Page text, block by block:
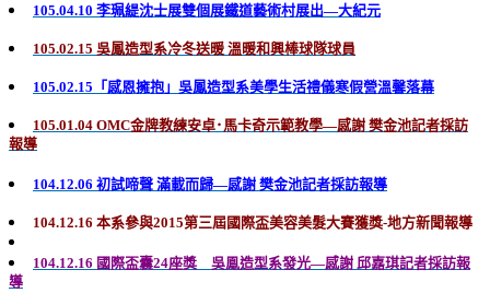
105.04.10 李珮緹沈士展雙個展鐵道藝術村展出—大紀元
105.02.15 吳鳳造型系冷冬送暖 溫暖和興棒球隊球員
105.02.15「感恩擁抱」吳鳳造型系美學生活禮儀寒假營溫馨落幕
105.01.04 OMC金牌教練安卓･馬卡奇示範教學—感謝 樊金池記者採訪
報導
104.12.06 初試啼聲 滿載而歸—感謝 樊金池記者採訪報導
104.12.16 本系參與2015第三屆國際盃美容美髮大賽獲獎-地方新聞報導
104.12.16 國際盃囊24座獎 吳鳯造型系發光—感謝 邱嘉琪記者採訪報
導